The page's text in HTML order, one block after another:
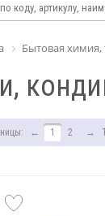
Бытовая
← 1 2 →